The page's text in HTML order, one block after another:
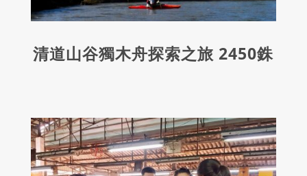
清道山谷獨木舟探索之旅 2450銖